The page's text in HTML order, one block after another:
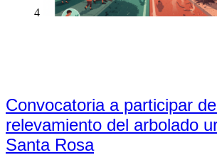
4
Convocatoria a participar
relevamiento del arbolado
Santa Rosa